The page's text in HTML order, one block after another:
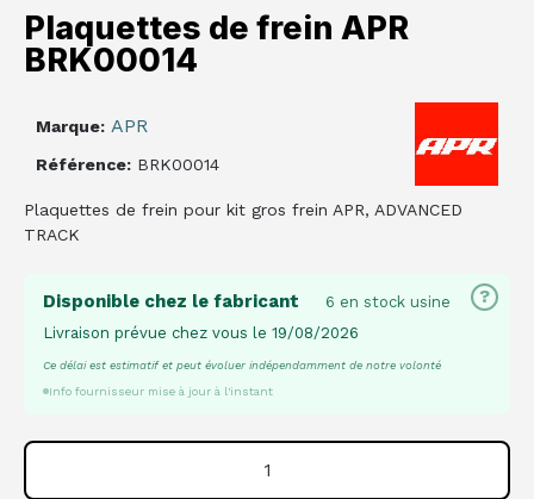
Plaquettes de frein APR
BRK00014
Marque APR
Référence BRK00014
Plaquettes de frein pour kit gros frein APR, ADVANCED
TRACK
?
Disponible chez le fabricant
6 en stock usine
Livraison prévue chez vous le 19/08/2026
Ce délai est estimatif et peut évoluer indépendamment de notre volonté
Info fournisseur mise à jour à l'instant